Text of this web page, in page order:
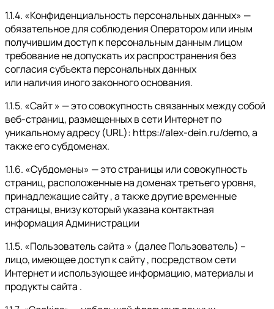
1.1.4. «Конфиденциальность персональных данных» —
обязательное для соблюдения Оператором или иным
получившим доступ к персональным данным лицом
требование не допускать их распространения без
согласия субъекта персональных данных
или наличия иного законного основания.
1.1.5. «Сайт » — это совокупность связанных между собой
веб-страниц, размещенных в сети Интернет по
уникальному адресу (URL): https://alex-dein.ru/demo, а
также его субдоменах.
1.1.6. «Субдомены» — это страницы или совокупность
страниц, расположенные на доменах третьего уровня,
принадлежащие сайту , а также другие временные
страницы, внизу который указана контактная
информация Администрации
1.1.5. «Пользователь сайта » (далее Пользователь) –
лицо, имеющее доступ к сайту , посредством сети
Интернет и использующее информацию, материалы и
продукты сайта .